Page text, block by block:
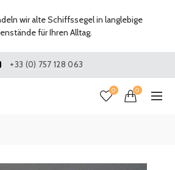
+33 (0) 757 128 063
0 0
wir alte Schiffssegel in langlebige
für Ihren Alltag.